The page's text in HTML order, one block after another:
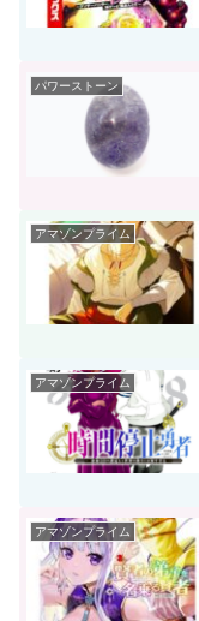
パワーストーン
アマゾンプライム
アマゾンプライム
アマゾンプライム